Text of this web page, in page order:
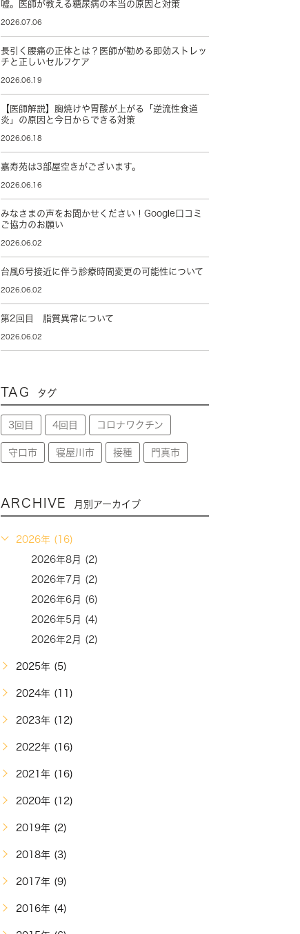
嘘。医師が教える糖尿病の本当の原因と対策
2026.07.06
長引く腰痛の正体とは？医師が勧める即効ストレッ
チと正しいセルフケア
2026.06.19
【医師解説】胸焼けや胃酸が上がる「逆流性食道
炎」の原因と今日からできる対策
2026.06.18
嘉寿苑は3部屋空きがございます。
2026.06.16
みなさまの声をお聞かせください！Google口コミ
ご協力のお願い
2026.06.02
台風6号接近に伴う診療時間変更の可能性について
2026.06.02
第2回目 脂質異常について
2026.06.02
TAG タグ
3回目 4回目 コロナワクチン
守口市 寝屋川市 接種 門真市
ARCHIVE 月別アーカイブ
2026年 (16)
2026年8月 (2)
2026年7月 (2)
2026年6月 (6)
2026年5月 (4)
2026年2月 (2)
2025年 (5)
2024年 (11)
2023年 (12)
2022年 (16)
2021年 (16)
2020年 (12)
2019年 (2)
2018年 (3)
2017年 (9)
2016年 (4)